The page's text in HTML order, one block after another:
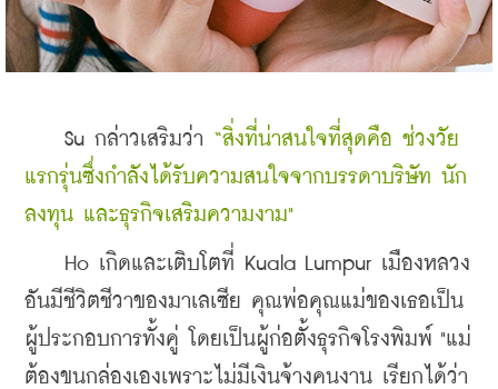
Su กล่าวเสริมว่า “สิ่งที่น่าสนใจที่สุดคือ ช่วงวัย
แรกรุ่นซึ่งกำลังได้รับความสนใจจากบรรดาบริษัท นัก
ลงทุน และธุรกิจเสริมความงาม"
Ho เกิดและเติบโตที่ Kuala Lumpur เมืองหลวง
อันมีชีวิตชีวาของมาเลเซีย คุณพ่อคุณแม่ของเธอเป็น
ผู้ประกอบการทั้งคู่ โดยเป็นผู้ก่อตั้งธุรกิจโรงพิมพ์ "แม่
ต้องขนกล่องเองเพราะไม่มีเงินจ้างคนงาน เรียกได้ว่า